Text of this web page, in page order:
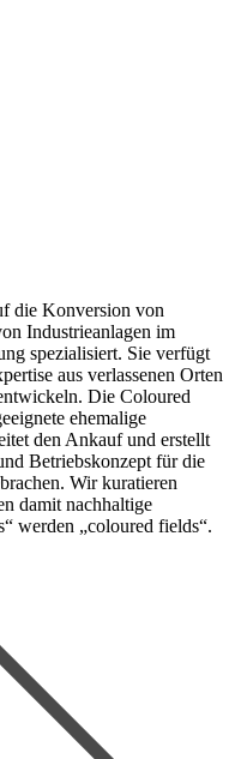
die Konversion von
Industrieanlagen im
spezialisiert. Sie verfügt
aus verlassenen Orten
Die Coloured
ehemalige
den Ankauf und erstellt
Betriebskonzept für die
Wir kuratieren
damit nachhaltige
werden „coloured fields“.